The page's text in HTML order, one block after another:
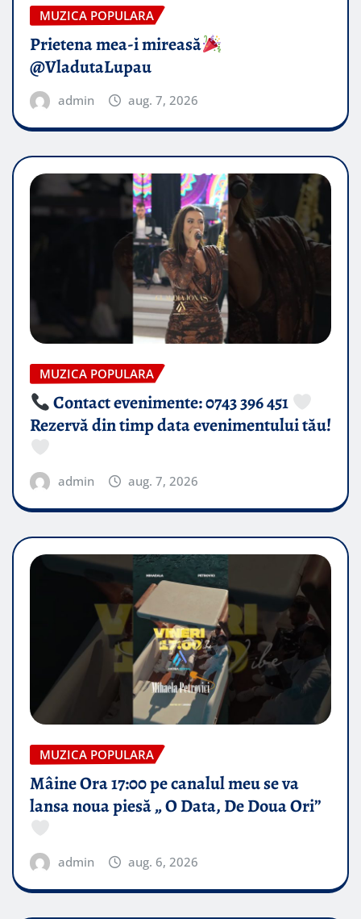
MUZICA POPULARA
Prietena mea-i mireasă​
@VladutaLupau
admin aug. 7, 2026
MUZICA POPULARA
Contact evenimente: 0743 396 451
Rezervă din timp data evenimentului tău!
admin aug. 7, 2026
MUZICA POPULARA
Mâine Ora 17:00 pe canalul meu se va
lansa noua piesă „ O Data, De Doua Ori”
admin aug. 6, 2026